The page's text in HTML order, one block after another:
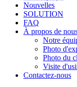
Nouvelles
SOLUTION
FAQ
À propos de
Notre
Photo
Photo du
Visite
Contactez-nous